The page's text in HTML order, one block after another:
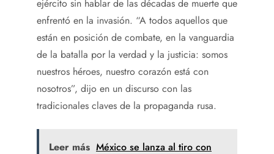
ejército sin hablar de las décadas de muerte que
enfrentó en la invasión. “A todos aquellos que
están en posición de combate, en la vanguardia
de la batalla por la verdad y la justicia: somos
nuestros héroes, nuestro corazón está con
nosotros”, dijo en un discurso con las
tradicionales claves de la propaganda rusa.
Leer más México se lanza al tiro con